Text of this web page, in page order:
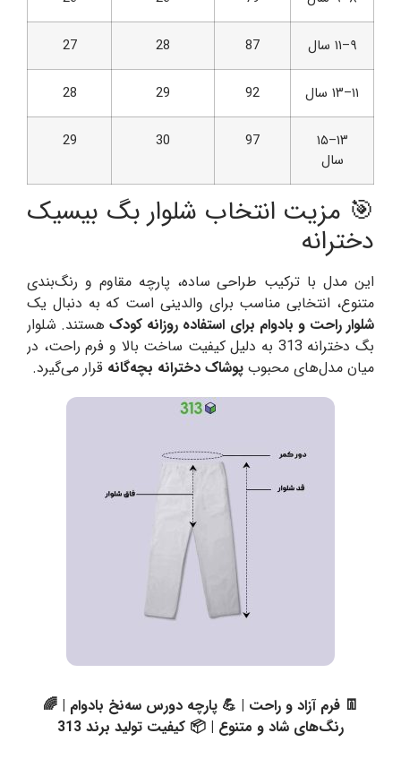
۹–۱۱ سال 87
28
27
۱۱–۱۳ سال 92
29
28
۱۳–۱۵
سال
97
30
29
🎯 مزیت انتخاب شلوار بگ بیسیک
دخترانه
این مدل با ترکیب طراحی ساده، پارچه مقاوم و رنگ‌بندی
متنوع، انتخابی مناسب برای والدینی است که به دنبال یک
شلوار راحت و بادوام برای استفاده روزانه کودکهستند. شلوار
بگ دخترانه 313 به دلیل کیفیت ساخت بالا و فرم راحت، در
میان مدل‌های محبوب پوشاک دخترانه بچه‌گانه قرار می‌گیرد.
👖 فرم آزاد و راحت | 💪 پارچه دورس سه‌نخ بادوام | 🌈
رنگ‌های شاد و متنوع | 📦 کیفیت تولید برند 313